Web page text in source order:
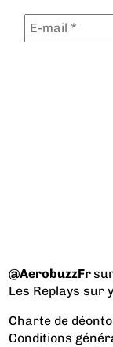
@AerobuzzFr
Les Replays sur
Charte de
Conditions